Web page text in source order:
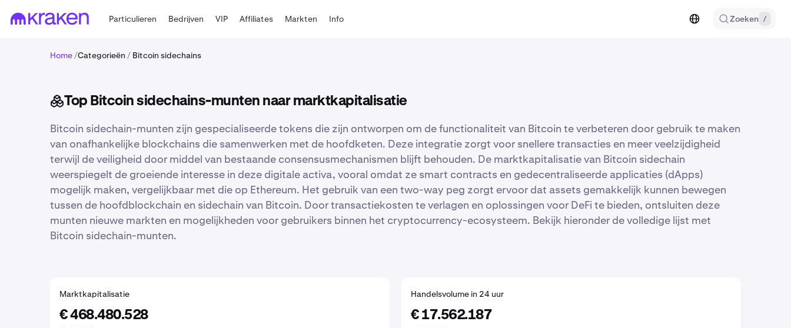
Particulieren Bedrijven VIP Affiliates Markten Info Zoeken /
Home/Categorieën / Bitcoin sidechains
Top Bitcoin sidechains-munten naar marktkapitalisatie
Bitcoin sidechain-munten zijn gespecialiseerde tokens die zijn ontworpen om de functionaliteit van Bitcoin te verbeteren door gebruik te maken
van onafhankelijke blockchains die samenwerken met de hoofdketen. Deze integratie zorgt voor snellere transacties en meer veelzijdigheid
terwijl de veiligheid door middel van bestaande consensusmechanismen blijft behouden. De marktkapitalisatie van Bitcoin sidechain
weerspiegelt de groeiende interesse in deze digitale activa, vooral omdat ze smart contracts en gedecentraliseerde applicaties (dApps)
mogelijk maken, vergelijkbaar met die op Ethereum. Het gebruik van een two-way peg zorgt ervoor dat assets gemakkelijk kunnen bewegen
tussen de hoofdblockchain en sidechain van Bitcoin. Door transactiekosten te verlagen en oplossingen voor DeFi te bieden, ontsluiten deze
munten nieuwe markten en mogelijkheden voor gebruikers binnen het cryptocurrency-ecosysteem. Bekijk hieronder de volledige lijst met
Bitcoin sidechain-munten.
Marktkapitalisatie
€ 468.480.528
Handelsvolume in 24 uur
€ 17.562.187